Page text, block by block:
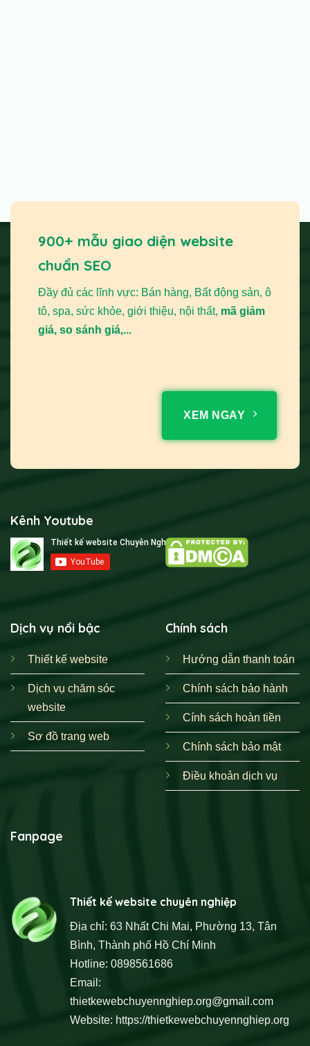
900+ mẫu giao diện website
chuẩn SEO
Đầy đủ các lĩnh vực: Bán hàng, Bất động sản, ô
tô, spa, sức khỏe, giới thiệu, nội thất, mã giảm
giá, so sánh giá,...
XEM NGAY
Kênh Youtube
Dịch vụ nổi bậc
Thiết kế website
Dịch vụ chăm sóc
website
Sơ đồ trang web
Chính sách
Hướng dẫn thanh toán
Chính sách bảo hành
Cính sách hoàn tiền
Chính sách bảo mật
Điều khoản dịch vụ
Fanpage
Thiết kế website chuyên nghiệp
Địa chỉ: 63 Nhất Chi Mai, Phường 13, Tân
Bình, Thành phố Hồ Chí Minh
Hotline: 0898561686
Email:
thietkewebchuyennghiep.org@gmail.com
Website: https://thietkewebchuyennghiep.org